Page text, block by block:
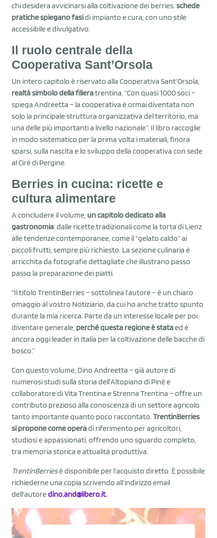
chi desidera avvicinarsi alla coltivazione dei berries:schede
pratiche spiegano fasidi impianto e cura, con uno stile
accessibile e divulgativo.
Il ruolo centrale della
Cooperativa Sant’Orsola
Un intero capitolo è riservato alla Cooperativa Sant’Orsola,
realtà simbolo della filieratrentina. “Con quasi 1000 soci –
spiega Andreetta – la cooperativa è ormai diventata non
solo la principale struttura organizzativa del territorio, ma
una delle più importanti a livello nazionale”. Il libro raccoglie
in modo sistematico per la prima volta i materiali, finora
sparsi, sulla nascita e lo sviluppo della cooperativa con sede
al Ciré di Pergine.
Berries in cucina: ricette e
cultura alimentare
A concludere il volume, un capitolo dedicato alla
gastronomia: dalle ricette tradizionali come la torta di Lienz
alle tendenze contemporanee, come il “gelato caldo” ai
piccoli frutti, sempre più richiesto. La sezione culinaria è
arricchita da fotografie dettagliate che illustrano passo
passo la preparazione dei piatti.
“Il titolo TrentinBerries – sottolinea l’autore – è un chiaro
omaggio al vostro Notiziario, da cui ho anche tratto spunto
durante la mia ricerca. Parte da un interesse locale per poi
diventare generale, perché questa regione è stataed è
ancora oggi leader in Italia per la coltivazione delle bacche di
bosco.”
Con questo volume, Dino Andreetta – già autore di
numerosi studi sulla storia dell’Altopiano di Piné e
collaboratore di Vita Trentina e Strenna Trentina – offre un
contributo prezioso alla conoscenza di un settore agricolo
tanto importante quanto poco raccontato. TrentinBerries
si propone come operadi riferimento per agricoltori,
studiosi e appassionati, offrendo uno sguardo completo,
tra memoria storica e attualità produttiva.
TrentinBerriesè disponibile per l’acquisto diretto. È possibile
richiederne una copia scrivendo all’indirizzo email
dell'autoredino.and@libero.it.